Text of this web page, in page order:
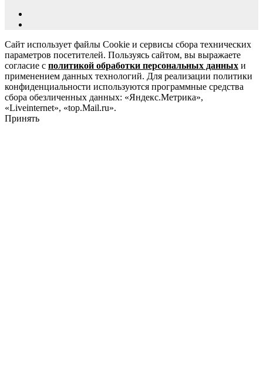
Сайт использует файлы Cookie и сервисы сбора технических
параметров посетителей. Пользуясь сайтом, вы выражаете
согласие с политикой обработки персональных данных и
применением данных технологий. Для реализации политики
конфиденциальности используются программные средства
сбора обезличенных данных: «Яндекс.Метрика»,
«Liveinternet», «top.Mail.ru».
Принять